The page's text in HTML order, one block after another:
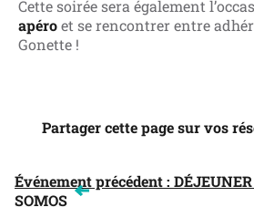
Cette soirée sera également
apéroet se rencontrer entre
Gonette !
Partager cette page sur vos
NAVIGATION
Événement précédent :
SOMOS